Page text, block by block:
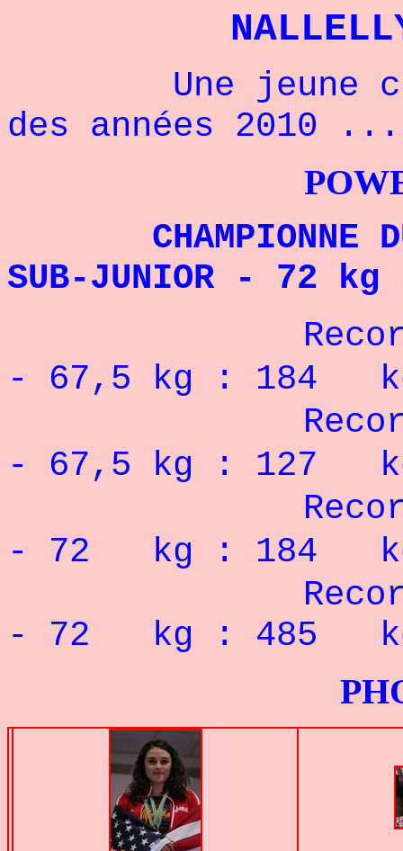
Une jeune
des années 2010 ...
CHAMPIONNE DU
SUB-JUNIOR - 72
Record
- 67,5 kg : 184
Record
- 67,5 kg : 127
Record
- 72 kg : 184
Record
- 72 kg : 485
PHOTOS